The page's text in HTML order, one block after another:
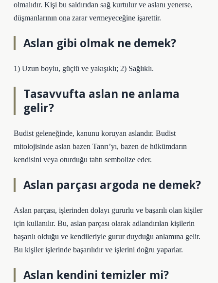
olmalıdır. Kişi bu saldırıdan sağ kurtulur ve aslanı yenerse,
düşmanlarının ona zarar vermeyeceğine işarettir.
Aslan gibi olmak ne demek?
1) Uzun boylu, güçlü ve yakışıklı; 2) Sağlıklı.
Tasavvufta aslan ne anlama
gelir?
Budist geleneğinde, kanunu koruyan aslandır. Budist
mitolojisinde aslan bazen Tanrı’yı, bazen de hükümdarın
kendisini veya oturduğu tahtı sembolize eder.
Aslan parçası argoda ne demek?
Aslan parçası, işlerinden dolayı gururlu ve başarılı olan kişiler
için kullanılır. Bu, aslan parçası olarak adlandırılan kişilerin
başarılı olduğu ve kendileriyle gurur duyduğu anlamına gelir.
Bu kişiler işlerinde başarılıdır ve işlerini doğru yaparlar.
Aslan kendini temizler mi?